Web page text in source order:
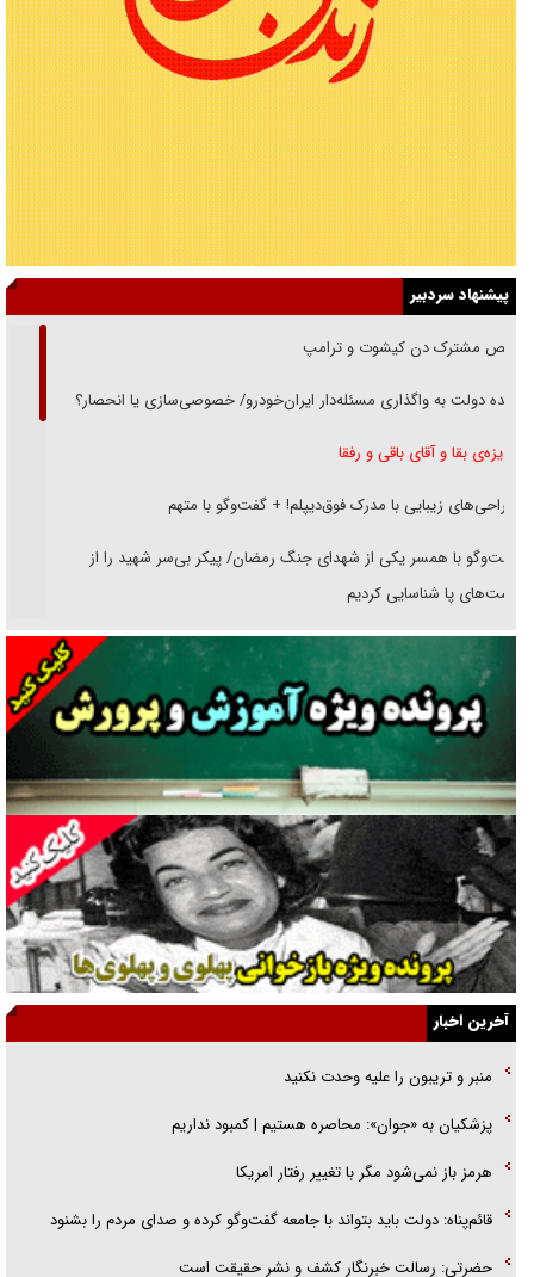
پیشنهاد سردبیر
رقص مشترک دن کیشوت و ترامپ
دنده دولت به واگذاری مسئله‌دار ایران‌خودرو/ خصوصی‌سازی یا انحصار؟
غریزه‌ی بقا و آقای باقی و رفقا
جراحی‌های زیبایی با مدرک فوق‌دیپلم! + گفت‌وگو با متهم
گفت‌وگو با همسر یکی از شهدای جنگ رمضان/ پیکر بی‌سر شهید را از
انگشت‌های پا شناسایی کردیم
نسلی که آنلاین الگو می‌گیرد
گفت‌وگو با آیت‌الله جاودان/ جفای مخالفان مکانت معنوی رهبر شهید را
ارتقا می‌داد
راننده مست به قانون می‌خندد
همه آقای دوربینی شده‌ایم!
قصه ناتمام سرویس مدارس
آیا مقاومت فلسطین خلع‌سلاح می‌شود؟
الگوی وحدت‌آفرین در ادراک سیاست خارجی
گفتگوی دکتر اخوان مدیرمسئول روزنامه جوان با برنامه تلویزیونی «نبرد
هرمز»
امام حسین (ع) کشته سیرت‌های عصر جاهلی شد
فریاد‌ها و ناله‌های دوستان مبارزدلم را آتش می‌زد
آخرین اخبار
منبر و تریبون را علیه وحدت نکنید
پزشکیان به «جوان»: محاصره هستیم | کمبود نداریم
هرمز باز نمی‌شود مگر با تغییر رفتار امریکا
قائم‌پناه: دولت باید بتواند با جامعه گفت‌و‌گو کرده و صدای مردم را بشنود
حضرتی: رسالت خبرنگار کشف و نشر حقیقت است